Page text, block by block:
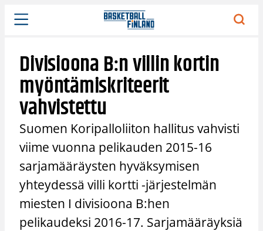
Siirry
sisältöön
Divisioona B:n villin kortin
myöntämiskriteerit
vahvistettu
Suomen Koripalloliiton hallitus vahvisti
viime vuonna pelikauden 2015-16
sarjamääräysten hyväksymisen
yhteydessä villi kortti -järjestelmän
miesten I divisioona B:hen
pelikaudeksi 2016-17. Sarjamääräyksiä